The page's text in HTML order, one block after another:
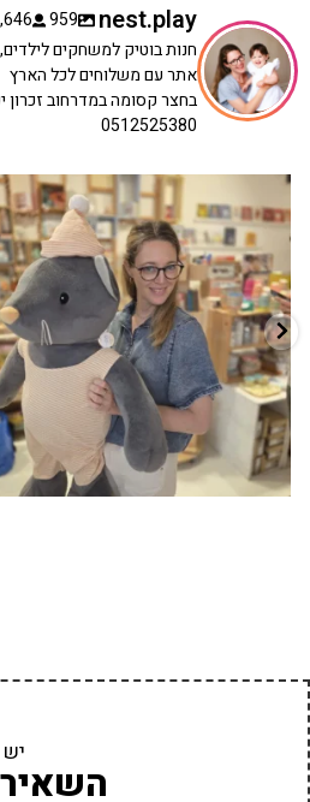
nest.play
959
חנות בוטיק למשחקים
אתר עם משלוחים לכל הארץ
בחצר קסומה במדרחוב
0512525380
כשפתחתי את החנות חלמתי ליצור מקום שהייתי
שמחה
39 16
יש